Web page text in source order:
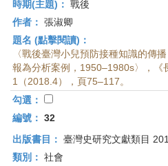
時期(主題)： 戰後
作者： 張淑卿
題名 (點擊閱讀)：
〈戰後臺灣小兒預防接種知識的傳
報為分析案例，1950–1980s〉，《
1（2018.4），頁75–117。
勾選：
編號： 32
出版書目： 臺灣史研究文獻類目
類別： 社會